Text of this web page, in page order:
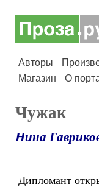
Авторы
Магазин
О
Чужак
Нина
Дипломант